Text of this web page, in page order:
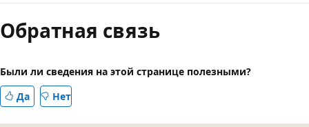
чтения
выключен
Обратная связь
Были ли сведения на этой странице полезными?
Да
Нет